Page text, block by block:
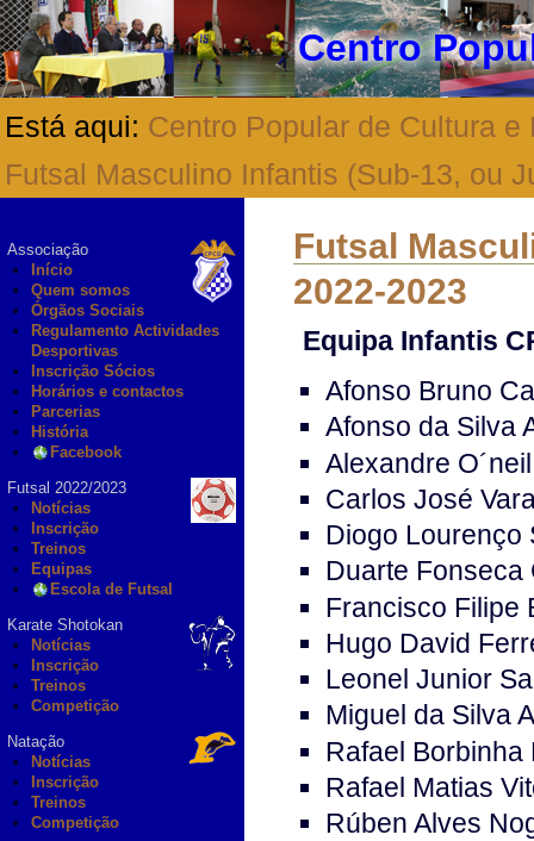
Centro
Está aqui: Centro Popular de Cultura e
Futsal Masculino Infantis (Sub-13, ou
Associação
Início
Quem somos
Órgãos Sociais
Regulamento Actividades
Desportivas
Inscrição Sócios
Horários e contactos
Parcerias
História
Facebook
Futsal 2022/2023
Notícias
Inscrição
Treinos
Equipas
Escola de Futsal
Karate Shotokan
Notícias
Inscrição
Treinos
Competição
Natação
Notícias
Inscrição
Treinos
Competição
Futsal
2022-2023
Equipa Infantis
Afonso Bruno
Afonso da Silva
Alexandre
Carlos José
Diogo Lourenço
Duarte Fonseca
Francisco Filipe
Hugo David
Leonel Junior
Miguel da Silva
Rafael Borbinha
Rafael Matias
Rúben Alves